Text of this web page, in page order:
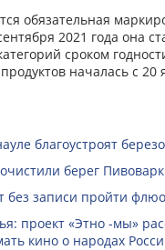
обязательная
2021 года она
сроком
началась с 20
благоустроят
берег
без записи пройти
проект «Этно -мы»
кино о народах